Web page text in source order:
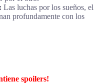
Las luchas por los sueños, el
profundamente con los
spoilers!